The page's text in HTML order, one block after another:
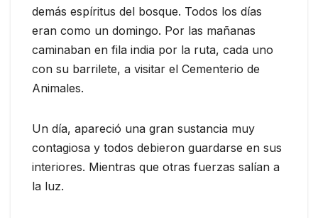
demás espíritus del bosque. Todos los días
eran como un domingo. Por las mañanas
caminaban en fila india por la ruta, cada uno
con su barrilete, a visitar el Cementerio de
Animales.
Un día, apareció una gran sustancia muy
contagiosa y todos debieron guardarse en sus
interiores. Mientras que otras fuerzas salían a
la luz.